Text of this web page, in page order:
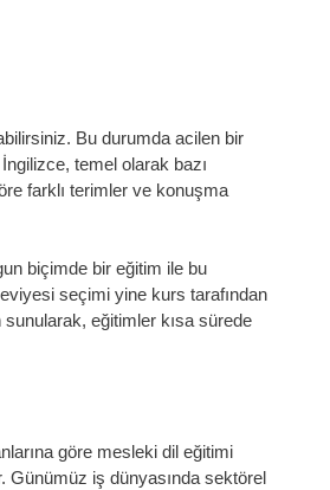
Bu durumda acilen bir
temel olarak bazı
farklı terimler ve konuşma
biçimde bir eğitim ile bu
seçimi yine kurs tarafından
eğitimler kısa sürede
göre mesleki dil eğitimi
Günümüz iş dünyasında sektörel